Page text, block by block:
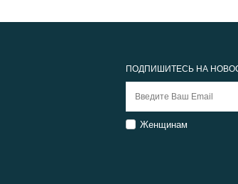
ПОДПИШИТЕСЬ НА
Женщинам